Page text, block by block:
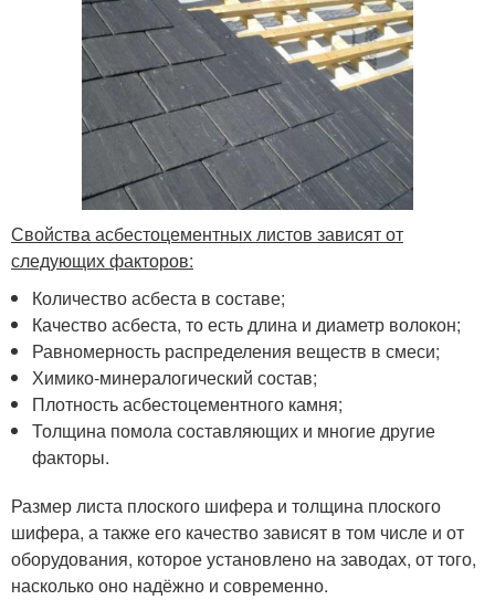
Свойства асбестоцементных листов зависят от
следующих факторов:
Количество асбеста в составе;
Качество асбеста, то есть длина и диаметр волокон;
Равномерность распределения веществ в смеси;
Химико-минералогический состав;
Плотность асбестоцементного камня;
Толщина помола составляющих и многие другие
факторы.
Размер листа плоского шифера и толщина плоского
шифера, а также его качество зависят в том числе и от
оборудования, которое установлено на заводах, от того,
насколько оно надёжно и современно.